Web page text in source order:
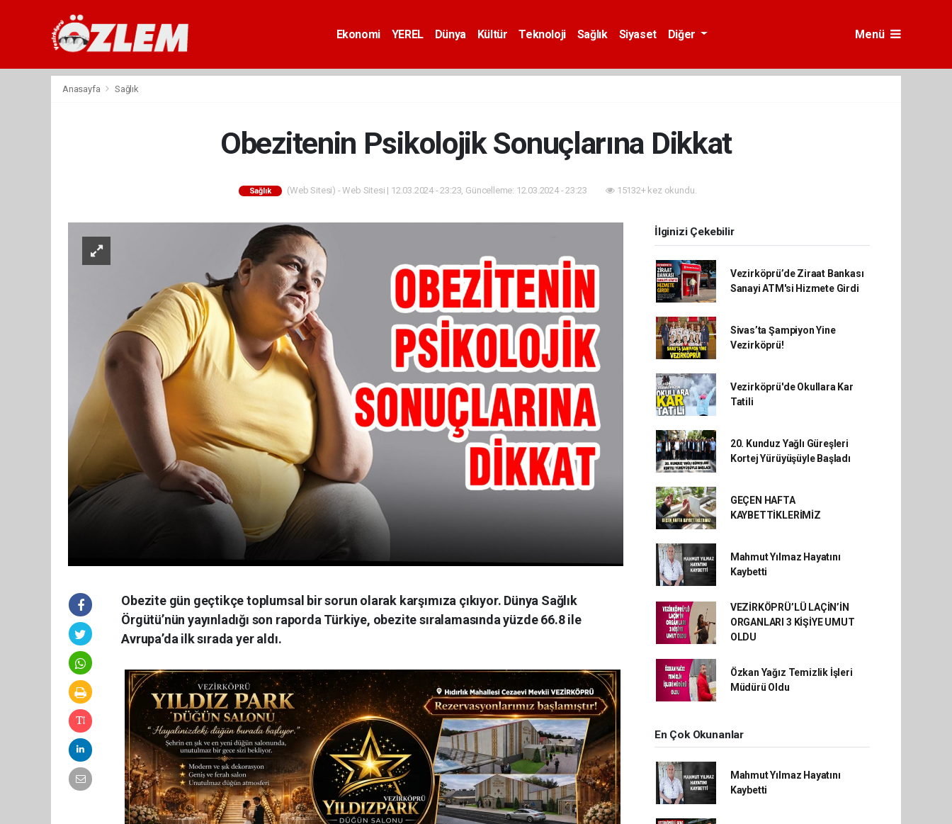
Ekonomi YEREL Dünya Kültür Teknoloji Sağlık Siyaset Diğer Menü
Anasayfa Sağlık
Obezitenin Psikolojik Sonuçlarına Dikkat
Sağlık (Web Sitesi) - Web Sitesi | 12.03.2024 - 23:23, Güncelleme: 12.03.2024 - 23:23 15132+ kez okundu.
Obezite gün geçtikçe toplumsal bir sorun olarak karşımıza çıkıyor. Dünya Sağlık
Örgütü’nün yayınladığı son raporda Türkiye, obezite sıralamasında yüzde 66.8 ile
Avrupa’da ilk sırada yer aldı.
İlginizi Çekebilir
Vezirköprü’de Ziraat Bankası
Sanayi ATM'si Hizmete Girdi
Sivas’ta Şampiyon Yine
Vezirköprü!
Vezirköprü'de Okullara Kar
Tatili
20. Kunduz Yağlı Güreşleri
Kortej Yürüyüşüyle Başladı
GEÇEN HAFTA
KAYBETTİKLERİMİZ
Mahmut Yılmaz Hayatını
Kaybetti
VEZİRKÖPRÜ’LÜ LAÇİN’İN
ORGANLARI 3 KİŞİYE UMUT
OLDU
Özkan Yağız Temizlik İşleri
Müdürü Oldu
En Çok Okunanlar
Mahmut Yılmaz Hayatını
Kaybetti